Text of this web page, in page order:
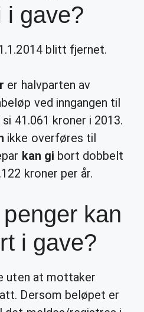
i gave?
blitt fjernet.
er halvparten av
ved inngangen til
41.061 kroner i 2013.
ikke overføres til
kan gi bort dobbelt
kroner per år.
kan
i gave?
uten at mottaker
Dersom beløpet er